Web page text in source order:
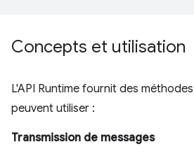
Concepts et utilisation
L'API Runtime fournit des
peuvent utiliser :
Transmission de messages